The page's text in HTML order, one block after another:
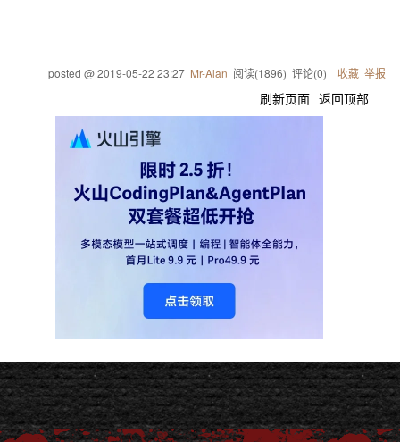
posted @2019-05-22 23:27 Mr-Alan 阅读(1896) 评论(0) 收藏 举报
刷新页面 返回顶部